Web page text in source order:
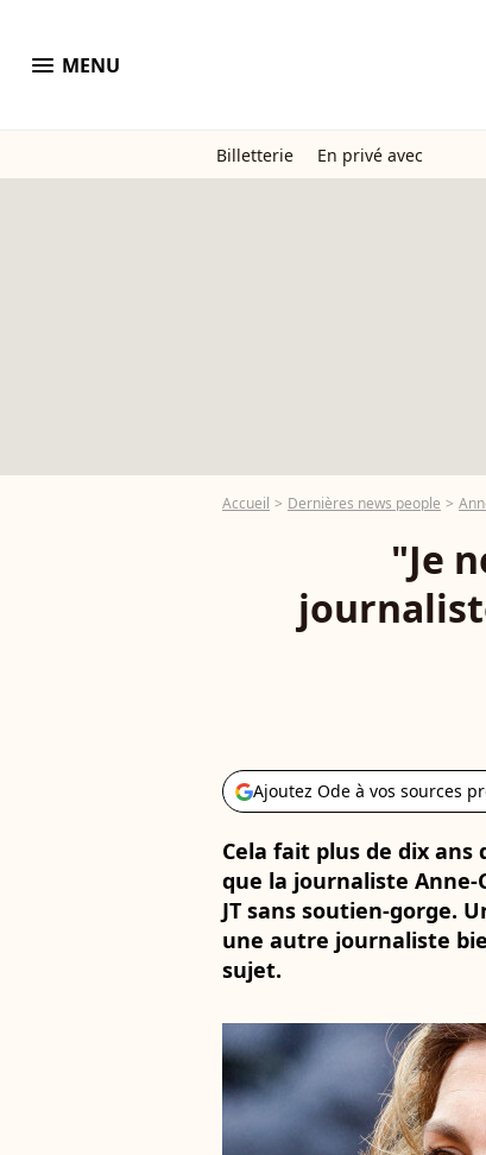
menu MENU
Billetterie En privé avec
Accueil Dernières news people
"Je
Ajoutez Ode à vos sources
Cela fait plus de dix
que la journaliste Anne-
JT sans soutien-gorge.
une autre journaliste
sujet.